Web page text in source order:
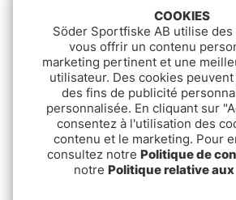
SQRTN Nordanvind
Trucker Cap Olive
€37.90
Black
Épuisé
COOKIES
Söder Sportfiske AB utilise
vous offrir un contenu
marketing pertinent et une
utilisateur. Des cookies
des fins de publicité
personnalisée. En cliquant sur
consentez à l'utilisation des
contenu et le marketing. Pour
consultez notre Politique de
notre Politique relative